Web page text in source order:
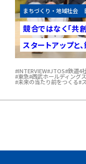
まちづくり・地域社会
競合ではなく「共
スタートアップと、
#INTERVIEW#JTOS#鉄道4
#東急#西武ホールディングス
#未来の当たり前をつくる#